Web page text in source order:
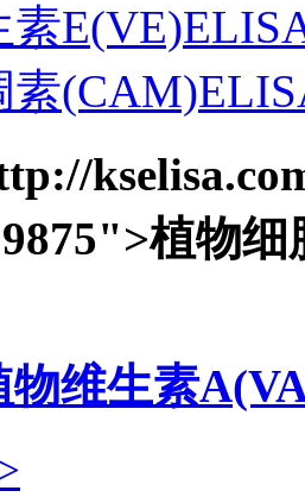
素
素
植物
物维生素